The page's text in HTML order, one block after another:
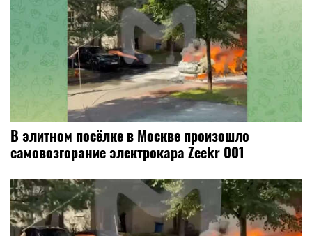
В элитном посёлке в Москве произошло
самовозгорание электрокара Zeekr 001